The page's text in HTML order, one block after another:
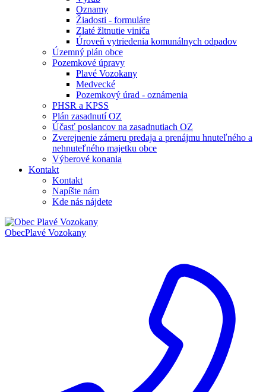
Oznamy
Žiadosti - formuláre
Zlaté žltnutie viniča
Úroveň vytriedenia komunálnych odpadov
Územný plán obce
Pozemkové úpravy
Plavé Vozokany
Medvecké
Pozemkový úrad - oznámenia
PHSR a KPSS
Plán zasadnutí OZ
Účasť poslancov na zasadnutiach OZ
Zverejnenie zámeru predaja a prenájmu hnuteľného a
nehnuteľného majetku obce
Výberové konania
Kontakt
Kontakt
Napíšte nám
Kde nás nájdete
ObecPlavé Vozokany